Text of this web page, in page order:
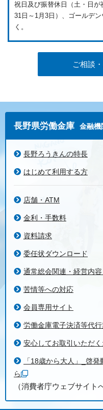
祝日及び振替休日（土・日が
31日～1月3日）、ゴールデ
く。
ご相談
長野県労働金庫 金融機
長野ろうきんの特長
はじめて利用する方
店舗・ATM
金利・手数料
資料請求
委任状ダウンロード
通常総会関連・経営内容
苦情等への対応
会員専用サイト
労働金庫電子決済等代
安心してお取引いただ
「18歳から大人」_啓
ら
（消費者庁ウェブサイト